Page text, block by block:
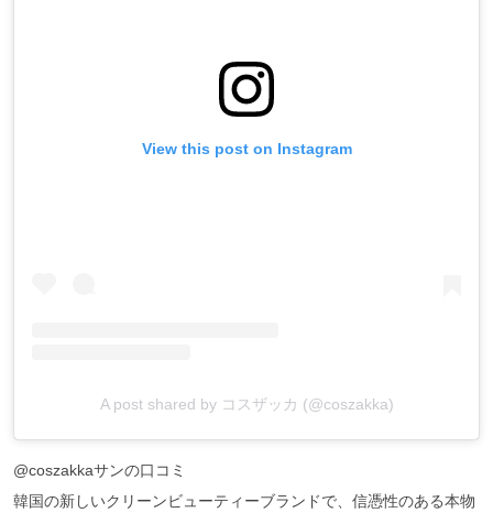
View this post on Instagram
A post shared by コスザッカ (@coszakka)
@coszakkaサンの口コミ
韓国の新しいクリーンビューティーブランドで、信憑性のある本物